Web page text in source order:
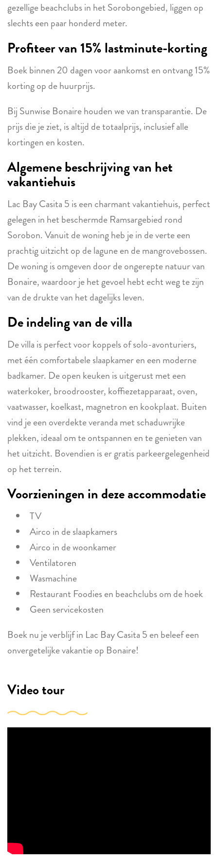
gezellige beachclubs in het Sorobongebied, liggen op
slechts een paar honderd meter.
Profiteer van 15% lastminute-korting
Boek binnen 20 dagen voor aankomst en ontvang 15%
korting op de huurprijs.
Bij Sunwise Bonaire houden we van transparantie. De
prijs die je ziet, is altijd de totaalprijs, inclusief alle
kortingen en kosten.
Algemene beschrijving van het
vakantiehuis
Lac Bay Casita 5 is een charmant vakantiehuis, perfect
gelegen in het beschermde Ramsargebied rond
Sorobon. Vanuit de woning heb je in de verte een
prachtig uitzicht op de lagune en de mangrovebossen.
De woning is omgeven door de ongerepte natuur van
Bonaire, waardoor je het gevoel hebt echt weg te zijn
van de drukte van het dagelijks leven.
De indeling van de villa
De villa is perfect voor koppels of solo-avonturiers,
met één comfortabele slaapkamer en een moderne
badkamer. De open keuken is uitgerust met een
waterkoker, broodrooster, koffiezetapparaat, oven,
vaatwasser, koelkast, magnetron en kookplaat. Buiten
vind je een overdekte veranda met schaduwrijke
plekken, ideaal om te ontspannen en te genieten van
het uitzicht. Bovendien is er gratis parkeergelegenheid
op het terrein.
Voorzieningen in deze accommodatie
TV
Airco in de slaapkamers
Airco in de woonkamer
Ventilatoren
Wasmachine
Restaurant Foodies en beachclubs om de hoek
Geen servicekosten
Boek nu je verblijf in Lac Bay Casita 5 en beleef een
onvergetelijke vakantie op Bonaire!
Video tour